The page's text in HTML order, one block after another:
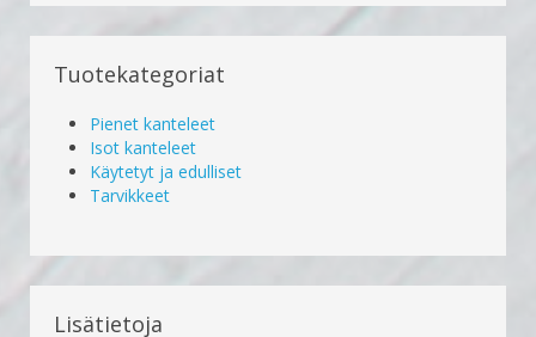
Tuotekategoriat
Pienet kanteleet
Isot kanteleet
Käytetyt ja edulliset
Tarvikkeet
Lisätietoja